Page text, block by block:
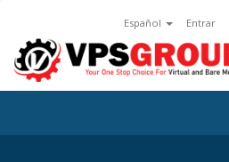
Español Entrar